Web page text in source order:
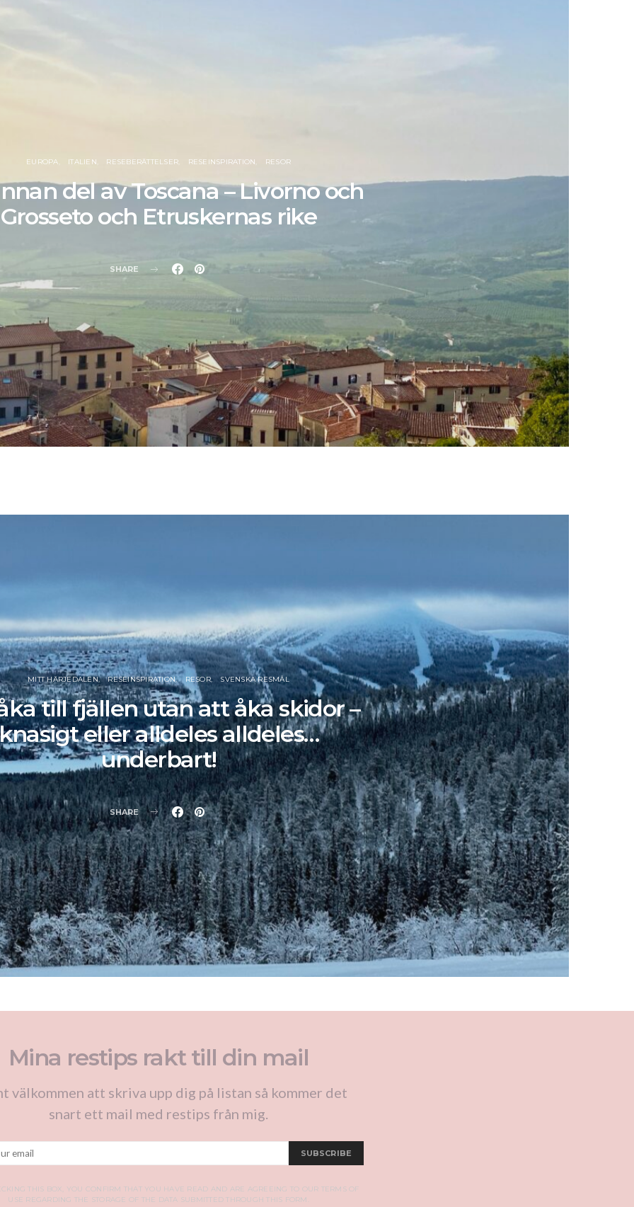
EUROPA ITALIEN RESEBERÄTTELSER RESEINSPIRATION RESOR
del av Toscana – Livorno och
Grosseto och Etruskernas rike
SHARE
MITT HÄRJEDALEN RESEINSPIRATION RESOR SVENSKA RESMÅL
till fjällen utan att åka skidor –
eller alldeles alldeles…
underbart!
SHARE
Mina restips rakt till din mail
välkommen att skriva upp dig på listan så kommer det
snart ett mail med restips från mig.
SUBSCRIBE
THIS BOX, YOU CONFIRM THAT YOU HAVE READ AND ARE AGREEING TO OUR TERMS OF
USE REGARDING THE STORAGE OF THE DATA SUBMITTED THROUGH THIS FORM.